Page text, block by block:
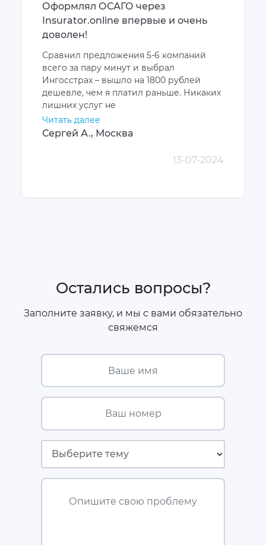
Оформлял ОСАГО через
Insurator.online впервые и очень
доволен!
Сравнил предложения 5-6 компаний
всего за пару минут и выбрал
Ингосстрах – вышло на 1800 рублей
дешевле, чем я платил раньше. Никаких
лишних услуг не
Читать далее
Сергей А., Москва
13-07-2024
Остались вопросы?
Заполните заявку, и мы с вами обязательно
свяжемся
Ваше имя
Ваш номер
Страховая компания
Опишите свою проблему